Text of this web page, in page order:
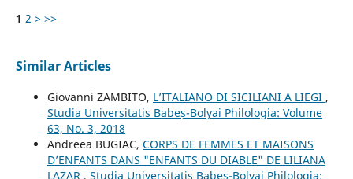
1 2 > >>
Similar Articles
Giovanni ZAMBITO, L’ITALIANO DI SICILIANI A LIEGI ,
Studia Universitatis Babeș-Bolyai Philologia: Volume
63, No. 3, 2018
Andreea BUGIAC, CORPS DE FEMMES ET MAISONS
D’ENFANTS DANS "ENFANTS DU DIABLE" DE LILIANA
LAZAR , Studia Universitatis Babeș-Bolyai Philologia: